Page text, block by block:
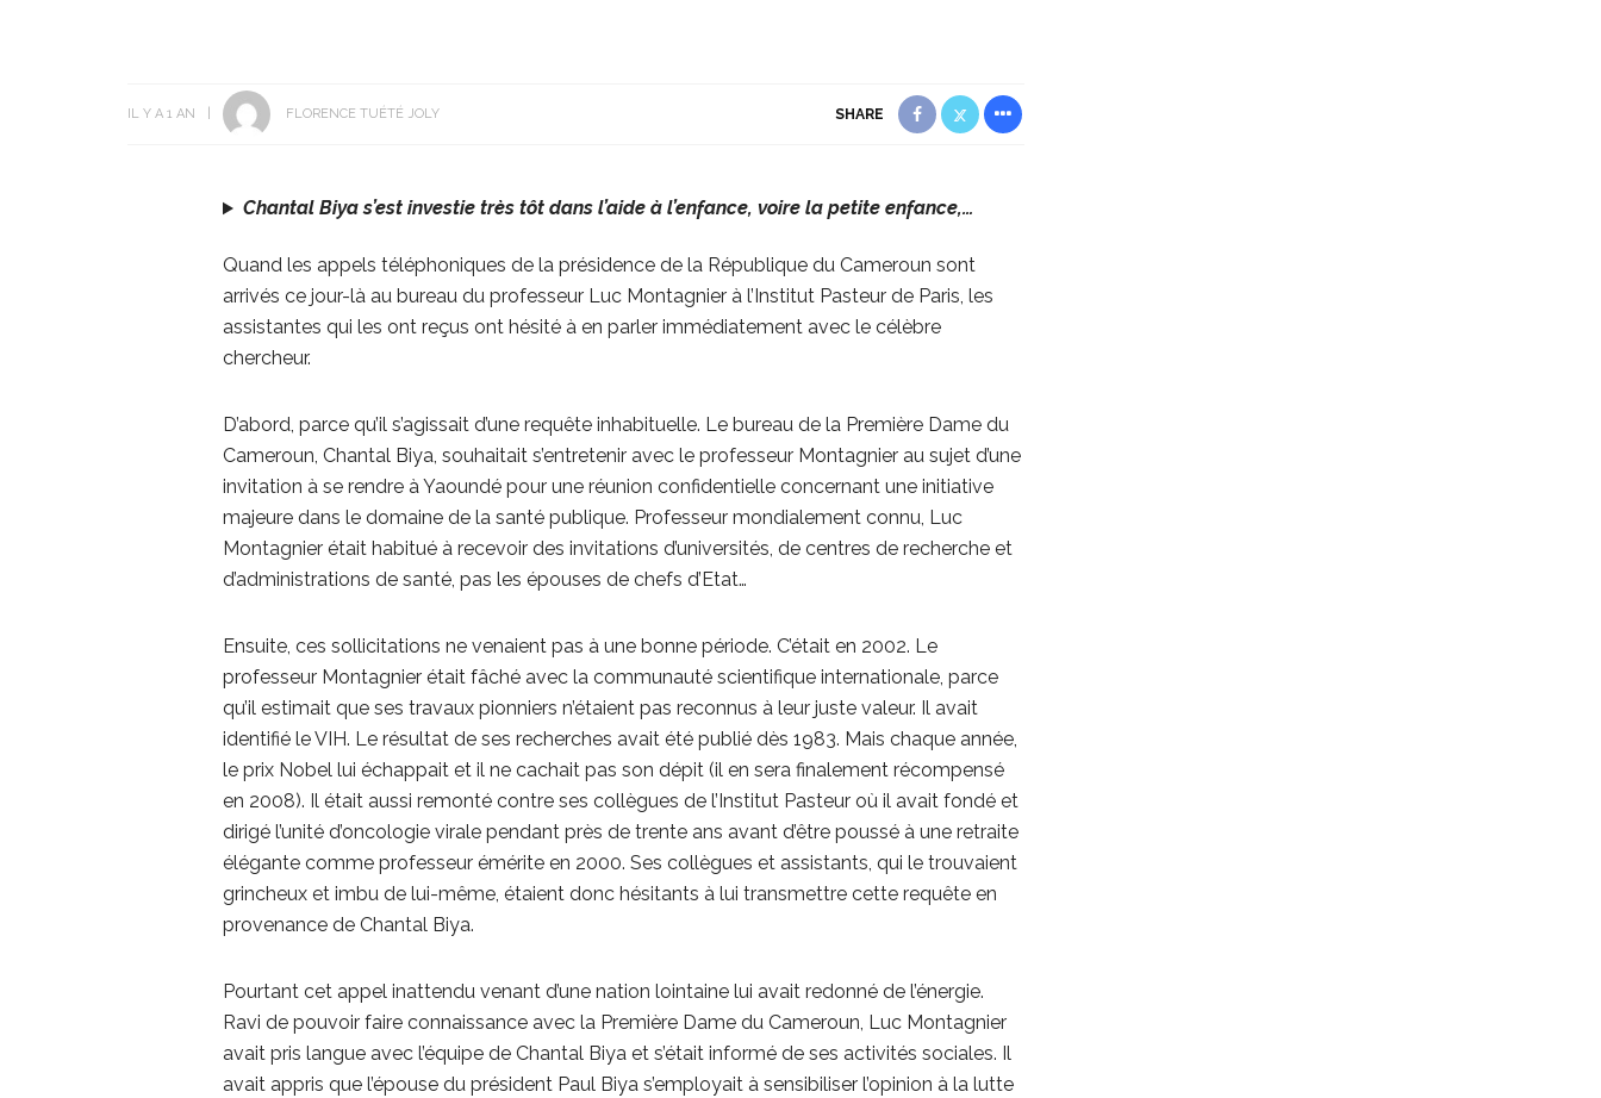
IL Y A 1 AN FLORENCE TUÉTÉ JOLY SHARE
Chantal Biya s’est investie très tôt dans l’aide à l’enfance, voire la petite enfance,…
Quand les appels téléphoniques de la présidence de la République du Cameroun sont
arrivés ce jour-là au bureau du professeur Luc Montagnier à l’Institut Pasteur de Paris, les
assistantes qui les ont reçus ont hésité à en parler immédiatement avec le célèbre
chercheur.
D’abord, parce qu’il s’agissait d’une requête inhabituelle. Le bureau de la Première Dame du
Cameroun, Chantal Biya, souhaitait s’entretenir avec le professeur Montagnier au sujet d’une
invitation à se rendre à Yaoundé pour une réunion confidentielle concernant une initiative
majeure dans le domaine de la santé publique. Professeur mondialement connu, Luc
Montagnier était habitué à recevoir des invitations d’universités, de centres de recherche et
d’administrations de santé, pas les épouses de chefs d’Etat…
Ensuite, ces sollicitations ne venaient pas à une bonne période. C’était en 2002. Le
professeur Montagnier était fâché avec la communauté scientifique internationale, parce
qu’il estimait que ses travaux pionniers n’étaient pas reconnus à leur juste valeur. Il avait
identifié le VIH. Le résultat de ses recherches avait été publié dès 1983. Mais chaque année,
le prix Nobel lui échappait et il ne cachait pas son dépit (il en sera finalement récompensé
en 2008). Il était aussi remonté contre ses collègues de l’Institut Pasteur où il avait fondé et
dirigé l’unité d’oncologie virale pendant près de trente ans avant d’être poussé à une retraite
élégante comme professeur émérite en 2000. Ses collègues et assistants, qui le trouvaient
grincheux et imbu de lui-même, étaient donc hésitants à lui transmettre cette requête en
provenance de Chantal Biya.
Pourtant cet appel inattendu venant d’une nation lointaine lui avait redonné de l’énergie.
Ravi de pouvoir faire connaissance avec la Première Dame du Cameroun, Luc Montagnier
avait pris langue avec l’équipe de Chantal Biya et s’était informé de ses activités sociales. Il
avait appris que l’épouse du président Paul Biya s’employait à sensibiliser l’opinion à la lutte